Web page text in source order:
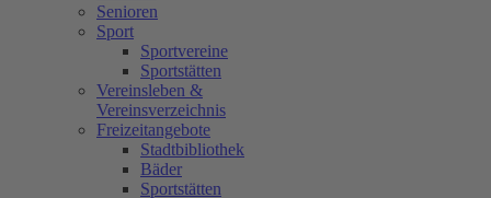
Senioren
Sport
Sportvereine
Sportstätten
Vereinsleben &
Vereinsverzeichnis
Freizeitangebote
Stadtbibliothek
Bäder
Sportstätten